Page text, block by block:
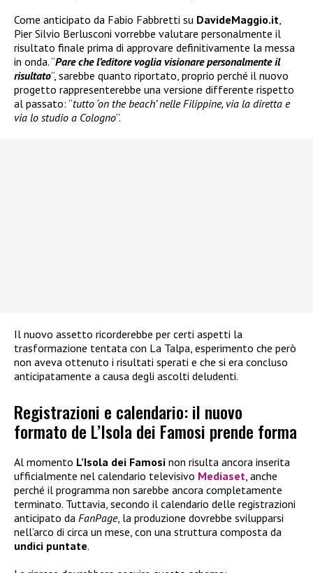
Come anticipato da Fabio Fabbretti su DavideMaggio.it,
Pier Silvio Berlusconi vorrebbe valutare personalmente il
risultato finale prima di approvare definitivamente la messa
in onda. “Pare che l’editore voglia visionare personalmente il
risultato”, sarebbe quanto riportato, proprio perché il nuovo
progetto rappresenterebbe una versione differente rispetto
al passato: “tutto ‘on the beach’ nelle Filippine, via la diretta e
via lo studio a Cologno”.
Il nuovo assetto ricorderebbe per certi aspetti la
trasformazione tentata con La Talpa, esperimento che però
non aveva ottenuto i risultati sperati e che si era concluso
anticipatamente a causa degli ascolti deludenti.
Registrazioni e calendario: il nuovo
formato de L’Isola dei Famosi prende forma
Al momento L’Isola dei Famosi non risulta ancora inserita
ufficialmente nel calendario televisivo Mediaset , anche
perché il programma non sarebbe ancora completamente
terminato. Tuttavia, secondo il calendario delle registrazioni
anticipato da FanPage, la produzione dovrebbe svilupparsi
nell’arco di circa un mese, con una struttura composta da
undici puntate.